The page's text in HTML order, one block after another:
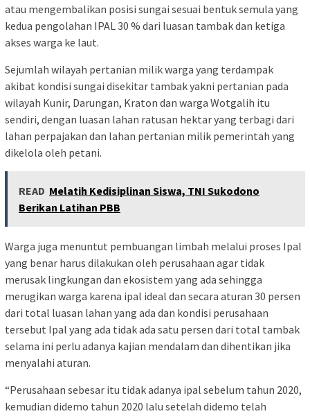
atau mengembalikan posisi sungai sesuai bentuk semula yang
kedua pengolahan IPAL 30 % dari luasan tambak dan ketiga
akses warga ke laut.
Sejumlah wilayah pertanian milik warga yang terdampak
akibat kondisi sungai disekitar tambak yakni pertanian pada
wilayah Kunir, Darungan, Kraton dan warga Wotgalih itu
sendiri, dengan luasan lahan ratusan hektar yang terbagi dari
lahan perpajakan dan lahan pertanian milik pemerintah yang
dikelola oleh petani.
READ Melatih Kedisiplinan Siswa, TNI Sukodono
Berikan Latihan PBB
Warga juga menuntut pembuangan limbah melalui proses Ipal
yang benar harus dilakukan oleh perusahaan agar tidak
merusak lingkungan dan ekosistem yang ada sehingga
merugikan warga karena ipal ideal dan secara aturan 30 persen
dari total luasan lahan yang ada dan kondisi perusahaan
tersebut Ipal yang ada tidak ada satu persen dari total tambak
selama ini perlu adanya kajian mendalam dan dihentikan jika
menyalahi aturan.
“Perusahaan sebesar itu tidak adanya ipal sebelum tahun 2020,
kemudian didemo tahun 2020 lalu setelah didemo telah